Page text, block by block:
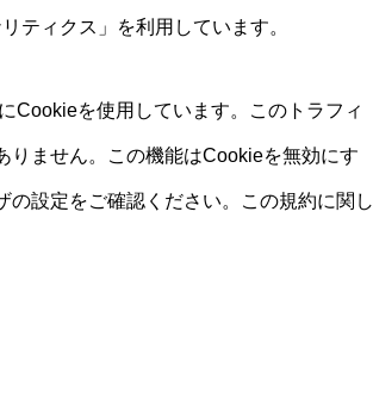
ティクス」を利用しています。
Cookieを使用しています。このトラフィ
りません。この機能はCookieを無効にす
設定をご確認ください。この規約に関し